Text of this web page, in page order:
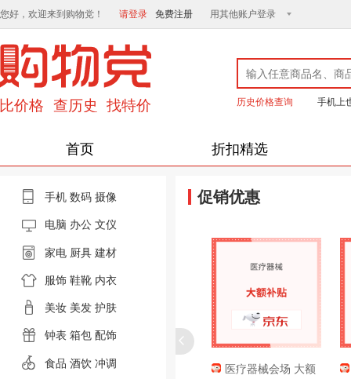
您好，欢迎来到购物党！ 请登录 免费注册 用其他账户登录
历史价格查询 手机上
首页 折扣精选
手机 数码 摄像
电脑 办公 文仪
家电 厨具 建材
服饰 鞋靴 内衣
美妆 美发 护肤
钟表 箱包 配饰
食品 酒饮 冲调
促销优惠
消费券，
京东超市 黑色星期
医疗器械会场 大额